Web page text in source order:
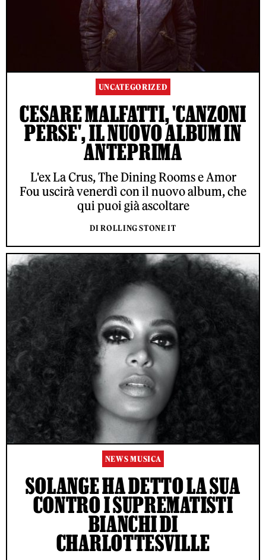
UNCATEGORIZED
CESARE MALFATTI, 'CANZONI
PERSE', IL NUOVO ALBUM IN
ANTEPRIMA
L'ex La Crus, The Dining Rooms e Amor
Fou uscirà venerdì con il nuovo album, che
qui puoi già ascoltare
DI ROLLING STONE IT
NEWS MUSICA
SOLANGE HA DETTO LA SUA
CONTRO I SUPREMATISTI
BIANCHI DI
CHARLOTTESVILLE